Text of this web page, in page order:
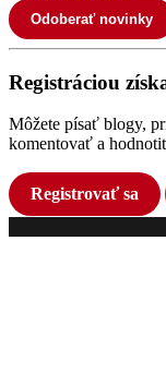
Odoberať novinky
Registráciou
Môžete písať blogy,
komentovať a
Registrovať sa